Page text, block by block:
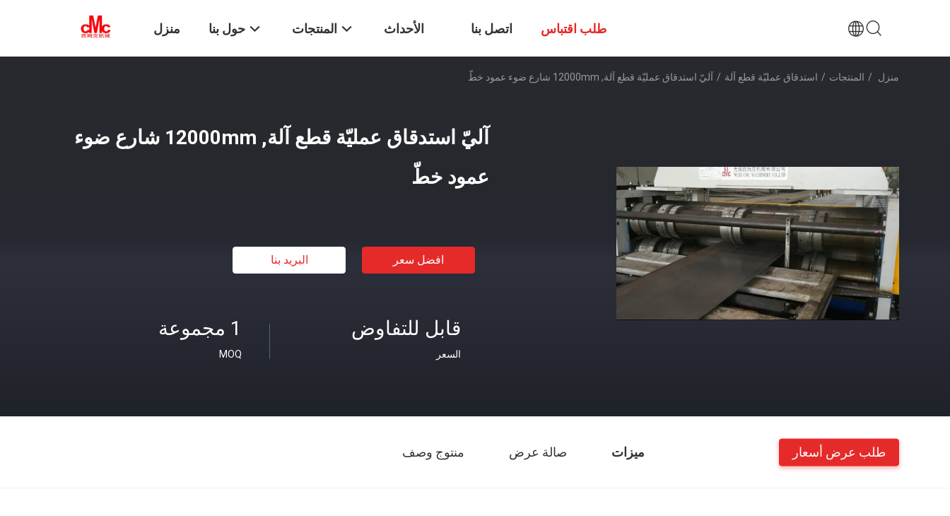
منزل حول بنا المنتجات الأحداث اتصل بنا طلب اقتباس
منزل / المنتجات / استدقاق عمليّة قطع آلة / آليّ استدقاق عمليّة قطع آلة, 12000mm شارع ضوء عمود خطّ
آليّ استدقاق عمليّة قطع آلة, 12000mm شارع ضوء
عمود خطّ
افضل سعر البريد بنا
1 مجموعة
MOQ
قابل للتفاوض
السعر
ميزات صالة عرض منتوج وصف طلب عرض أسعار